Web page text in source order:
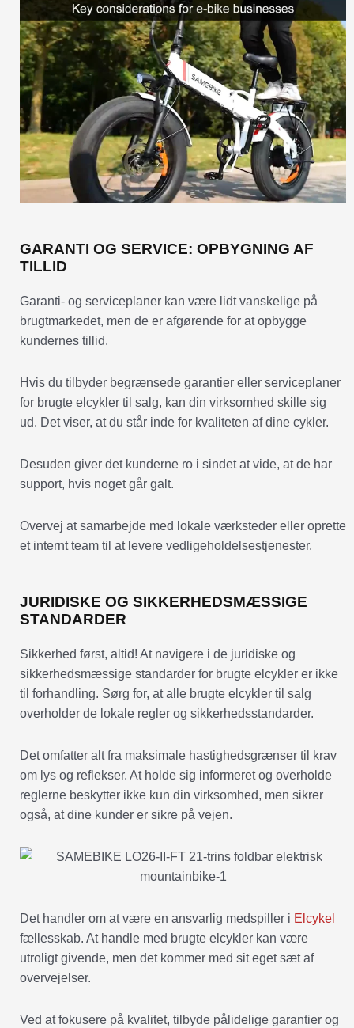
GARANTI OG SERVICE: OPBYGNING AF
TILLID
Garanti- og serviceplaner kan være lidt vanskelige på
brugtmarkedet, men de er afgørende for at opbygge
kundernes tillid.
Hvis du tilbyder begrænsede garantier eller serviceplaner
for brugte elcykler til salg, kan din virksomhed skille sig
ud. Det viser, at du står inde for kvaliteten af dine cykler.
Desuden giver det kunderne ro i sindet at vide, at de har
support, hvis noget går galt.
Overvej at samarbejde med lokale værksteder eller oprette
et internt team til at levere vedligeholdelsestjenester.
JURIDISKE OG SIKKERHEDSMÆSSIGE
STANDARDER
Sikkerhed først, altid! At navigere i de juridiske og
sikkerhedsmæssige standarder for brugte elcykler er ikke
til forhandling. Sørg for, at alle brugte elcykler til salg
overholder de lokale regler og sikkerhedsstandarder.
Det omfatter alt fra maksimale hastighedsgrænser til krav
om lys og reflekser. At holde sig informeret og overholde
reglerne beskytter ikke kun din virksomhed, men sikrer
også, at dine kunder er sikre på vejen.
Det handler om at være en ansvarlig medspiller i Elcykel
fællesskab. At handle med brugte elcykler kan være
utroligt givende, men det kommer med sit eget sæt af
overvejelser.
Ved at fokusere på kvalitet, tilbyde pålidelige garantier og